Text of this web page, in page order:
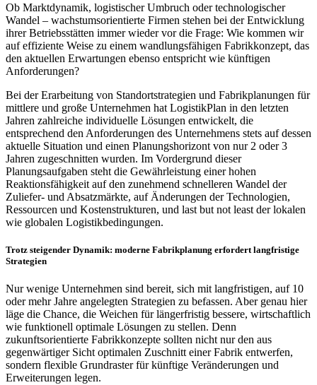
Ob Marktdynamik, logistischer Umbruch oder technologischer
Wandel – wachstumsorientierte Firmen stehen bei der Entwicklung
ihrer Betriebsstätten immer wieder vor die Frage: Wie kommen wir
auf effiziente Weise zu einem wandlungsfähigen Fabrikkonzept, das
den aktuellen Erwartungen ebenso entspricht wie künftigen
Anforderungen?
Bei der Erarbeitung von Standortstrategien und Fabrikplanungen für
mittlere und große Unternehmen hat LogistikPlan in den letzten
Jahren zahlreiche individuelle Lösungen entwickelt, die
entsprechend den Anforderungen des Unternehmens stets auf dessen
aktuelle Situation und einen Planungshorizont von nur 2 oder 3
Jahren zugeschnitten wurden. Im Vordergrund dieser
Planungsaufgaben steht die Gewährleistung einer hohen
Reaktionsfähigkeit auf den zunehmend schnelleren Wandel der
Zuliefer- und Absatzmärkte, auf Änderungen der Technologien,
Ressourcen und Kostenstrukturen, und last but not least der lokalen
wie globalen Logistikbedingungen.
Trotz steigender Dynamik: moderne Fabrikplanung erfordert langfristige
Strategien
Nur wenige Unternehmen sind bereit, sich mit langfristigen, auf 10
oder mehr Jahre angelegten Strategien zu befassen. Aber genau hier
läge die Chance, die Weichen für längerfristig bessere, wirtschaftlich
wie funktionell optimale Lösungen zu stellen. Denn
zukunftsorientierte Fabrikkonzepte sollten nicht nur den aus
gegenwärtiger Sicht optimalen Zuschnitt einer Fabrik entwerfen,
sondern flexible Grundraster für künftige Veränderungen und
Erweiterungen legen.